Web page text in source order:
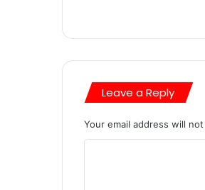
Leave a Reply
Your email address will